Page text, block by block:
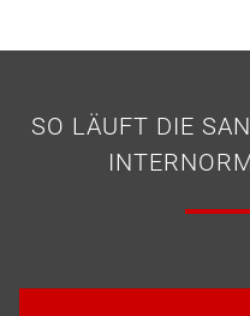
SO LÄUFT DIE